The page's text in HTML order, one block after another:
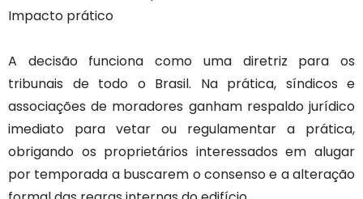
Impacto prático
A decisão funciona como uma diretriz para os
tribunais de todo o Brasil. Na prática, síndicos e
associações de moradores ganham respaldo jurídico
imediato para vetar ou regulamentar a prática,
obrigando os proprietários interessados em alugar
por temporada a buscarem o consenso e a alteração